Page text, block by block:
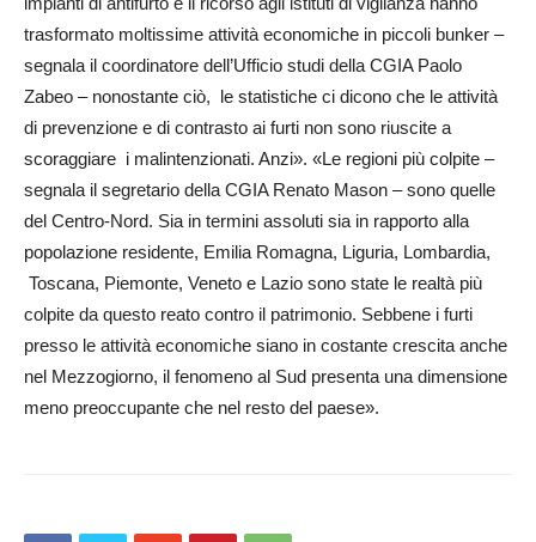
trasformato moltissime attività e­co­nomiche in piccoli bunker –
segnala il coordinatore dell’Uf­ficio studi della CGIA Pa­olo
Zabeo – nonostante ciò, le statistiche ci dicono che le attività
di prevenzione e di contrasto ai furti non so­no riuscite a
scoraggiare i ma­lintenzionati. Anzi». «Le regioni più colpite –
segnala il segretario della CGIA Renato Mason – sono quelle
del Centro-Nord. Sia in termini assoluti sia in rapporto alla
popolazione residente, Emi­lia Romagna, Liguria, Lom­bardia,
Tos­cana, Piemonte, Veneto e Lazio sono state le realtà più
colpite da questo reato contro il patrimonio. Sebbene i furti
presso le attività economiche siano in cos­tante crescita anche
nel Mezzo­giorno, il fenomeno al Sud presenta una dimensione
meno preoccupante che nel resto del paese».